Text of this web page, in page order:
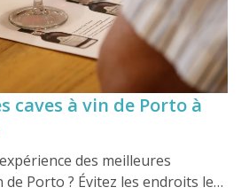
caves à vin de Porto à
des meilleures
Porto ? Évitez les endroits les